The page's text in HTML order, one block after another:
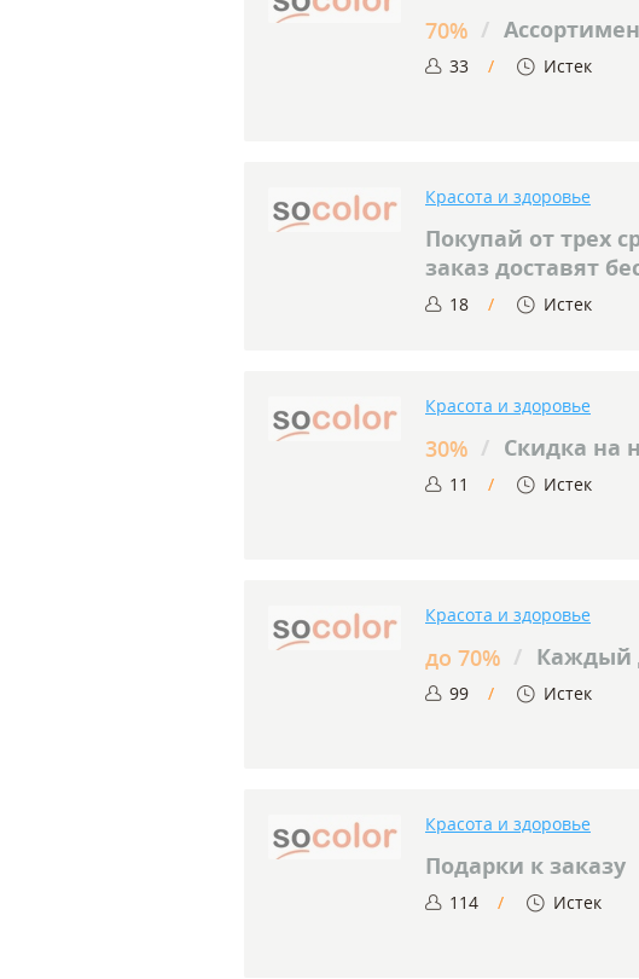
70% /
33 Истек
Красота и здоровье
Покупай от трех
заказ доставят
18 Истек
Красота и здоровье
30% / Скидка на
11 Истек
Красота и здоровье
до 70% / Каждый
99 Истек
Красота и здоровье
Подарки к заказу
114 Истек